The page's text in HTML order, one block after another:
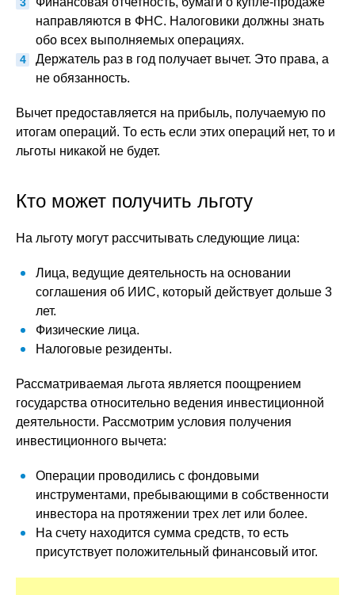
направляются в ФНС. Налоговики должны знать
обо всех выполняемых операциях.
Держатель раз в год получает вычет. Это права, а
не обязанность.
Вычет предоставляется на прибыль, получаемую по
итогам операций. То есть если этих операций нет, то и
льготы никакой не будет.
Кто может получить льготу
На льготу могут рассчитывать следующие лица:
Лица, ведущие деятельность на основании
соглашения об ИИС, который действует дольше 3
лет.
Физические лица.
Налоговые резиденты.
Рассматриваемая льгота является поощрением
государства относительно ведения инвестиционной
деятельности. Рассмотрим условия получения
инвестиционного вычета:
Операции проводились с фондовыми
инструментами, пребывающими в собственности
инвестора на протяжении трех лет или более.
На счету находится сумма средств, то есть
присутствует положительный финансовый итог.